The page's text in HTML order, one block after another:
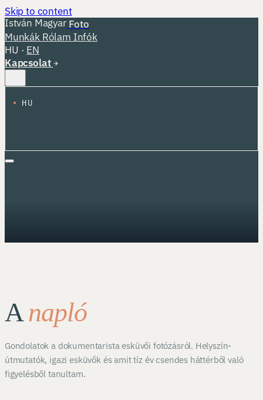
Skip to content
István Magyar Foto
Munkák Rólam Infók
HU · EN
Kapcsolat
HU
Anapló
Gondolatok a dokumentarista esküvői fotózásról. Helyszín-
útmutatók, igazi esküvők és amit tíz év csendes háttérből való
figyelésből tanultam.